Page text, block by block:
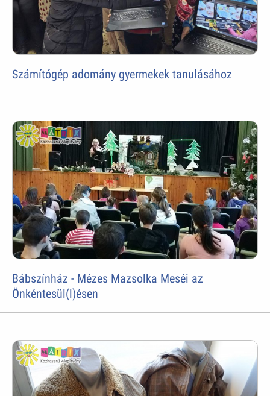
Számítógép adomány gyermekek tanulásához
Bábszínház - Mézes Mazsolka Meséi az
Önkéntesül(l)ésen